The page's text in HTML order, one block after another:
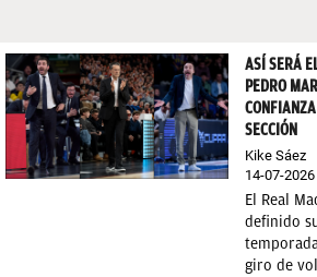
FICHAJES
DIRECTO
FEMENINO
ASÍ SERÁ
PEDRO
SECCIÓN
Kike Sáez
14-07-2026
El Real
definido
giro de